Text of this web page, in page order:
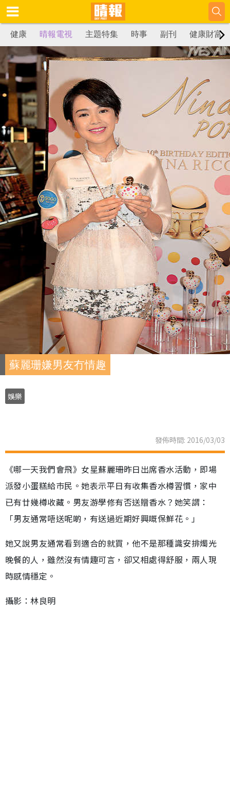
健康 晴報電視 主題特集 時事 副刊 健康財富
蘇麗珊嫌男友冇情趣
娛樂
發佈時間: 2016/03/03
《哪一天我們會飛》女星蘇麗珊昨日出席香水活動，即場
派發小蛋糕給巿民。她表示平日有收集香水樽習慣，家中
已有廿幾樽收藏。男友游學修有否送贈香水？她笑謂：
「男友通常唔送呢啲，有送過近期好興嘅保鮮花。」
她又說男友通常看到適合的就買，他不是那種識安排燭光
晚餐的人，雖然沒有情趣可言，卻又相處得舒服，兩人現
時感情穩定。
攝影：林良明